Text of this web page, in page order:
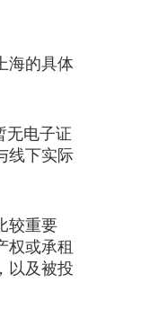
海的具体
无电子证
线下实际
较重要
权或承租
以及被投